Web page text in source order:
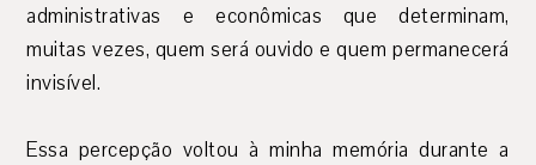
administrativas e econômicas que determinam,
muitas vezes, quem será ouvido e quem permanecerá
invisível.
Essa percepção voltou à minha memória durante a